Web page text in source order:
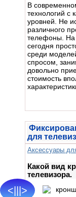
<|||>
В
технологий с
уровней. Не
различного
телефоны. На
сегодня
среди
спросом,
довольно
стоимость
для
Аксессуары
Какой вид
телевизора.